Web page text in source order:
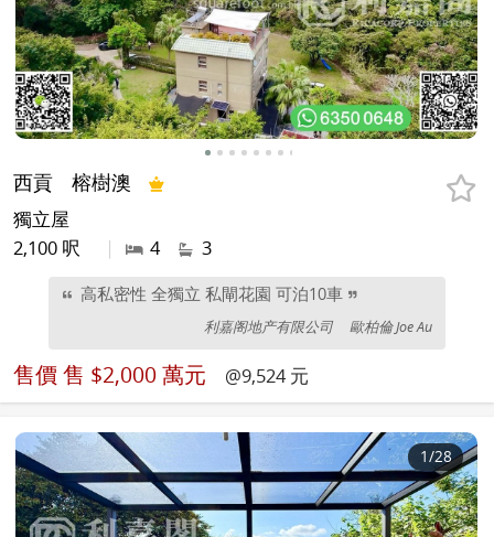
西貢 榕樹澳
獨立屋
2,100 呎
| 4 3
高私密性 全獨立 私閘花園 可泊10車
利嘉阁地产有限公司 歐柏倫 Joe Au
售價 售 $2,000 萬元 @9,524 元
1/28